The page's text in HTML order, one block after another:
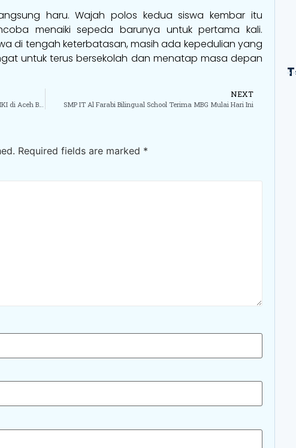
haru. Wajah polos kedua siswa kembar itu
menaiki sepeda barunya untuk pertama kali.
di tengah keterbatasan, masih ada kepedulian yang
untuk terus bersekolah dan menatap masa depan
NEXT
SMP IT Al Farabi Bilingual School Terima MBG Mulai Hari Ini
Required fields are marked *